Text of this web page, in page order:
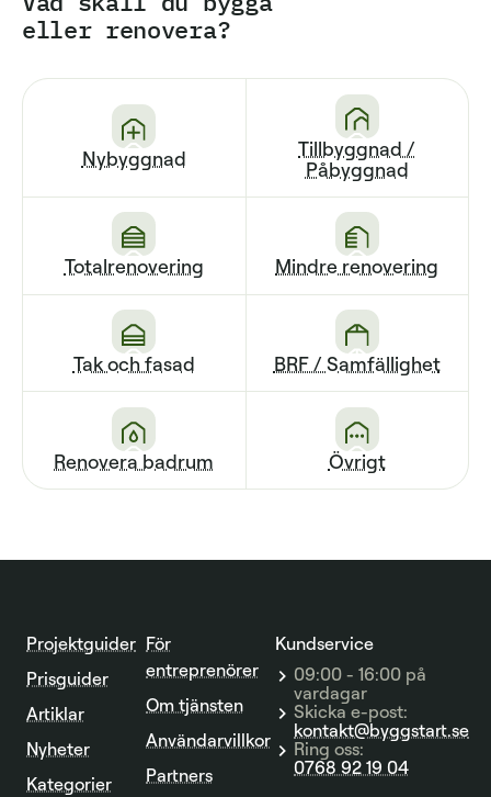
eller renovera?
Nybyggnad
Tillbyggnad /
Påbyggnad
Totalrenovering Mindre renovering
Tak och fasad BRF / Sam­fällighet
Renovera badrum Övrigt
Projektguider
Prisguider
Artiklar
Nyheter
Kategorier
För
entreprenörer
Om tjänsten
Användarvillkor
Partners
Kundservice
09:00 - 16:00 på
vardagar
Skicka e-post:
kontakt@byggstart.se
Ring oss:
0768 92 19 04